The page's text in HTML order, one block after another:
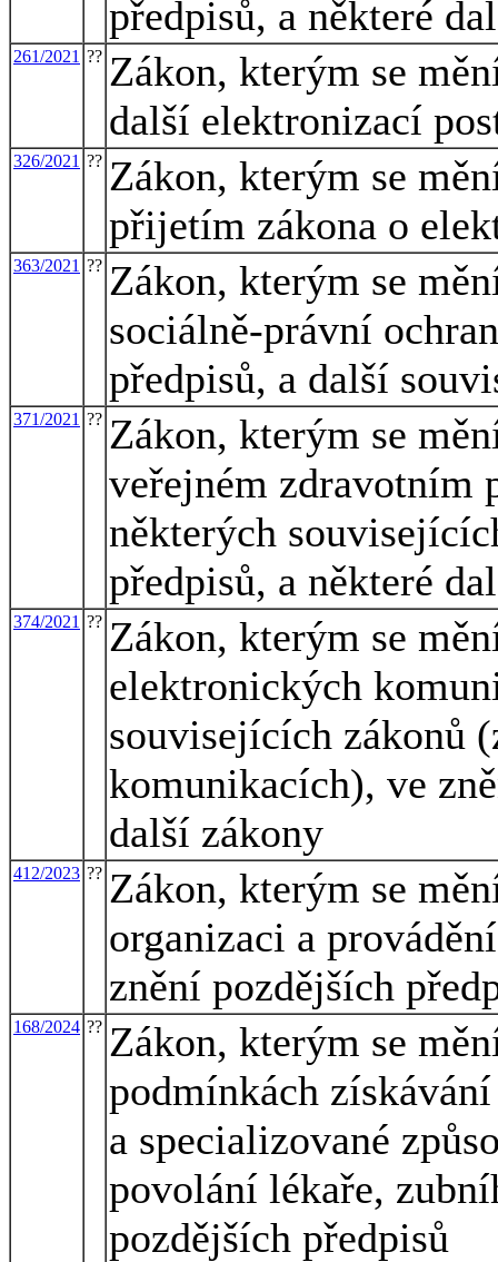
předpisů, a některé
261/2021 ?? Zákon, kterým se
další elektronizací
326/2021 ?? Zákon, kterým se
přijetím zákona o
363/2021 ?? Zákon, kterým se
sociálně-právní
předpisů, a další
371/2021 ?? Zákon, kterým se
veřejném zdravotním
některých
předpisů, a některé
374/2021 ?? Zákon, kterým se
elektronických
souvisejících zákonů
komunikacích), ve
další zákony
412/2023 ?? Zákon, kterým se
organizaci a
znění pozdějších
168/2024 ?? Zákon, kterým se
podmínkách
a specializované
povolání lékaře,
pozdějších předpisů